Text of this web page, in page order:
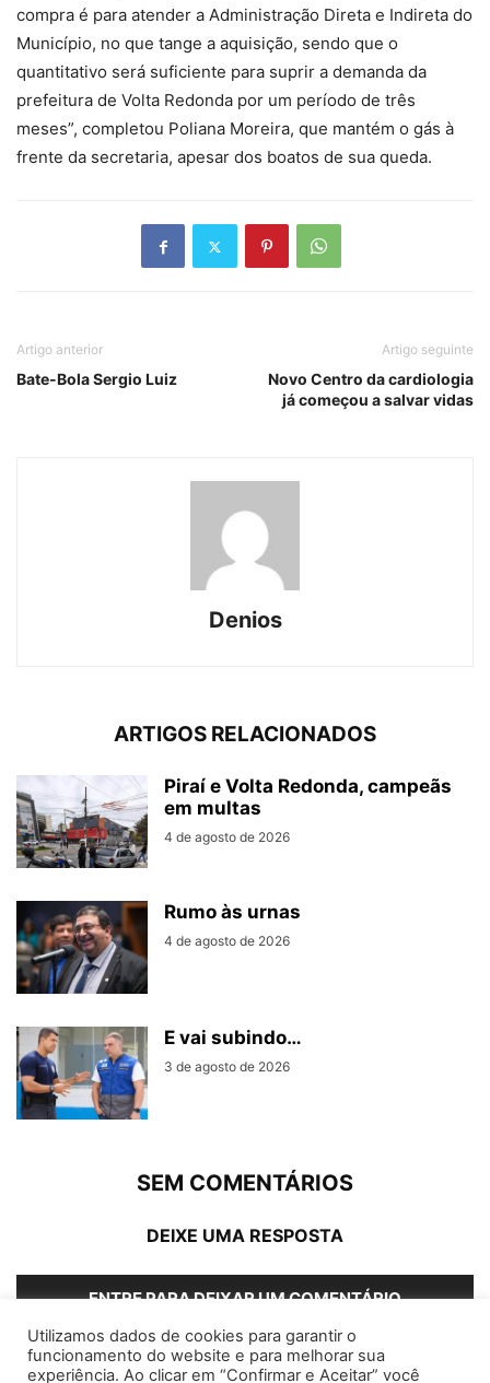
compra é para atender a Administração Direta e Indireta do
Município, no que tange a aquisição, sendo que o
quantitativo será suficiente para suprir a demanda da
prefeitura de Volta Redonda por um período de três
meses”, completou Poliana Moreira, que mantém o gás à
frente da secretaria, apesar dos boatos de sua queda.
Artigo anterior
Bate-Bola Sergio Luiz
Artigo seguinte
Novo Centro da cardiologia
já começou a salvar vidas
Denios
ARTIGOS RELACIONADOS
Piraí e Volta Redonda, campeãs
em multas
4 de agosto de 2026
Rumo às urnas
4 de agosto de 2026
E vai subindo…
3 de agosto de 2026
SEM COMENTÁRIOS
DEIXE UMA RESPOSTA
ENTRE PARA DEIXAR UM COMENTÁRIO
Utilizamos dados de cookies para garantir o
funcionamento do website e para melhorar sua
experiência. Ao clicar em “Confirmar e Aceitar” você